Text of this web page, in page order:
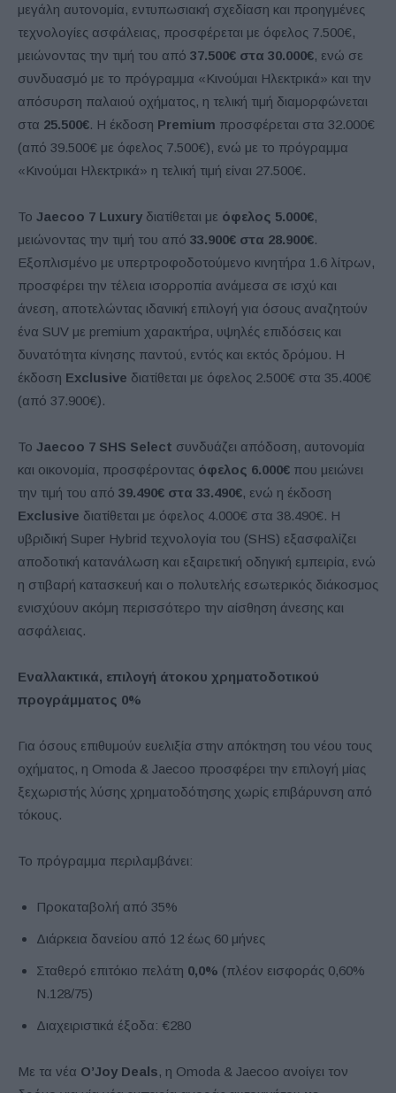
μεγάλη αυτονομία, εντυπωσιακή σχεδίαση και προηγμένες
τεχνολογίες ασφάλειας, προσφέρεται με όφελος 7.500€,
μειώνοντας την τιμή του από 37.500€ στα 30.000€, ενώ σε
συνδυασμό με το πρόγραμμα «Κινούμαι Ηλεκτρικά» και την
απόσυρση παλαιού οχήματος, η τελική τιμή διαμορφώνεται
στα 25.500€. Η έκδοση Premium προσφέρεται στα 32.000€
(από 39.500€ με όφελος 7.500€), ενώ με το πρόγραμμα
«Κινούμαι Ηλεκτρικά» η τελική τιμή είναι 27.500€.
Το Jaecoo 7 Luxury διατίθεται με όφελος 5.000€,
μειώνοντας την τιμή του από 33.900€ στα 28.900€.
Εξοπλισμένο με υπερτροφοδοτούμενο κινητήρα 1.6 λίτρων,
προσφέρει την τέλεια ισορροπία ανάμεσα σε ισχύ και
άνεση, αποτελώντας ιδανική επιλογή για όσους αναζητούν
ένα SUV με premium χαρακτήρα, υψηλές επιδόσεις και
δυνατότητα κίνησης παντού, εντός και εκτός δρόμου. Η
έκδοση Exclusive διατίθεται με όφελος 2.500€ στα 35.400€
(από 37.900€).
Το Jaecoo 7 SHS Select συνδυάζει απόδοση, αυτονομία
και οικονομία, προσφέροντας όφελος 6.000€ που μειώνει
την τιμή του από 39.490€ στα 33.490€, ενώ η έκδοση
Exclusive διατίθεται με όφελος 4.000€ στα 38.490€. Η
υβριδική Super Hybrid τεχνολογία του (SHS) εξασφαλίζει
αποδοτική κατανάλωση και εξαιρετική οδηγική εμπειρία, ενώ
η στιβαρή κατασκευή και ο πολυτελής εσωτερικός διάκοσμος
ενισχύουν ακόμη περισσότερο την αίσθηση άνεσης και
ασφάλειας.
Εναλλακτικά, επιλογή άτοκου χρηματοδοτικού
προγράμματος 0%
Για όσους επιθυμούν ευελιξία στην απόκτηση του νέου τους
οχήματος, η Omoda & Jaecoo προσφέρει την επιλογή μίας
ξεχωριστής λύσης χρηματοδότησης χωρίς επιβάρυνση από
τόκους.
Το πρόγραμμα περιλαμβάνει:
Προκαταβολή από 35%
Διάρκεια δανείου από 12 έως 60 μήνες
Σταθερό επιτόκιο πελάτη 0,0% (πλέον εισφοράς 0,60%
Ν.128/75)
Διαχειριστικά έξοδα: €280
Με τα νέα O’Joy Deals, η Omoda & Jaecoo ανοίγει τον